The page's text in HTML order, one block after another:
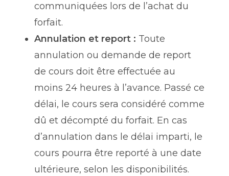
communiquées lors de l’achat du
forfait.
Annulation et report : Toute
annulation ou demande de report
de cours doit être effectuée au
moins 24 heures à l’avance. Passé ce
délai, le cours sera considéré comme
dû et décompté du forfait. En cas
d’annulation dans le délai imparti, le
cours pourra être reporté à une date
ultérieure, selon les disponibilités.